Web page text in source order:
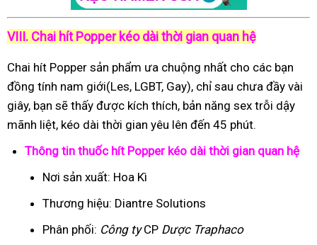
VIII. Chai hít Popper kéo dài thời gian quan hệ
Chai hít Popper sản phẩm ưa chuộng nhất cho các bạn
đồng tính nam giới(Les, LGBT, Gay), chỉ sau chưa đầy vài
giây, bạn sẽ thấy được kích thích, bản năng sex trỗi dậy
mãnh liệt, kéo dài thời gian yêu lên đến 45 phút.
Thông tin thuốc hít Popper kéo dài thời gian quan hệ
Nơi sản xuất: Hoa Kì
Thương hiệu: Diantre Solutions
Phân phối: Công tyCP Dược Traphaco